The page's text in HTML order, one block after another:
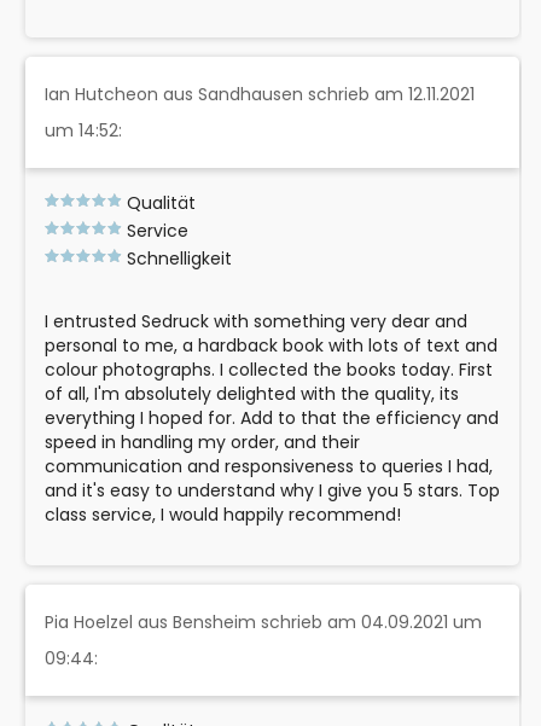
Ian Hutcheon aus Sandhausen schrieb am 12.11.2021
um 14:52:
Qualität
Service
Schnelligkeit
I entrusted Sedruck with something very dear and
personal to me, a hardback book with lots of text and
colour photographs. I collected the books today. First
of all, I'm absolutely delighted with the quality, its
everything I hoped for. Add to that the efficiency and
speed in handling my order, and their
communication and responsiveness to queries I had,
and it's easy to understand why I give you 5 stars. Top
class service, I would happily recommend!
Pia Hoelzel aus Bensheim schrieb am 04.09.2021 um
09:44: